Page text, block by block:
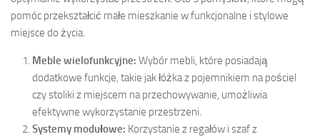
pomóc przekształcić małe mieszkanie w funkcjonalne i stylowe
miejsce do życia.
Meble wielofunkcyjne: Wybór mebli, które posiadają
dodatkowe funkcje, takie jak łóżka z pojemnikiem na pościel
czy stoliki z miejscem na przechowywanie, umożliwia
efektywne wykorzystanie przestrzeni.
Systemy modułowe: Korzystanie z regałów i szaf z